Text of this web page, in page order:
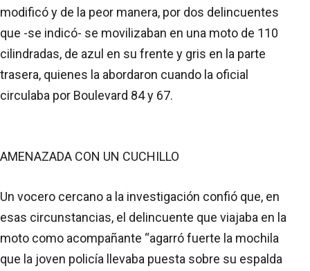
modificó y de la peor manera, por dos delincuentes
que -se indicó- se movilizaban en una moto de 110
cilindradas, de azul en su frente y gris en la parte
trasera, quienes la abordaron cuando la oficial
circulaba por Boulevard 84 y 67.
AMENAZADA CON UN CUCHILLO
Un vocero cercano a la investigación confió que, en
esas circunstancias, el delincuente que viajaba en la
moto como acompañante “agarró fuerte la mochila
que la joven policía llevaba puesta sobre su espalda